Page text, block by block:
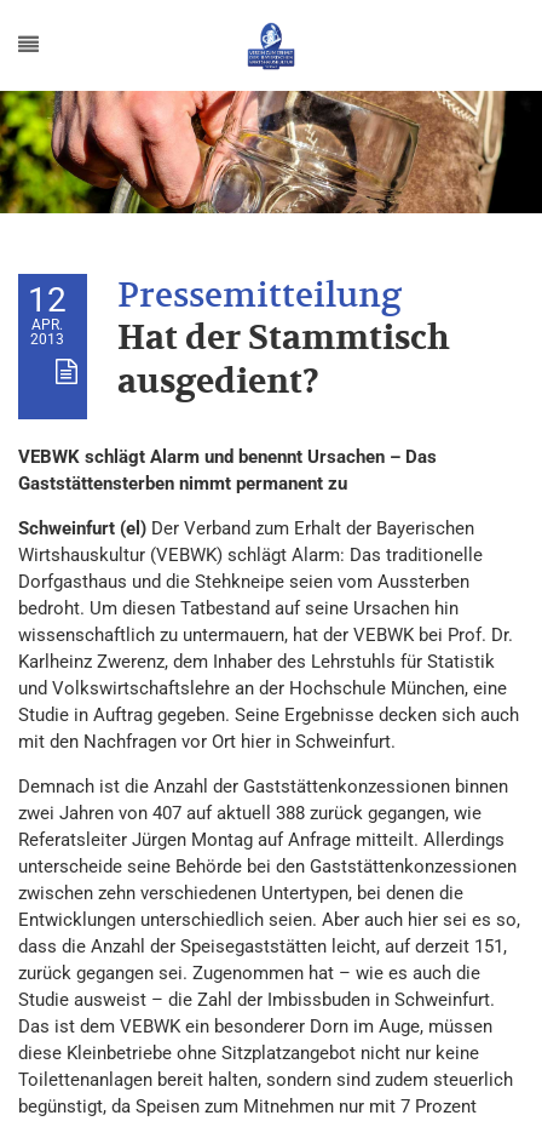
12
APR.
2013
Hat der Stammtisch
ausgedient?
VEBWK schlägt Alarm und benennt Ursachen – Das
Gaststättensterben nimmt permanent zu
Schweinfurt (el) Der Verband zum Erhalt der Bayerischen
Wirtshauskultur (VEBWK) schlägt Alarm: Das traditionelle
Dorfgasthaus und die Stehkneipe seien vom Aussterben
bedroht. Um diesen Tatbestand auf seine Ursachen hin
wissenschaftlich zu untermauern, hat der VEBWK bei Prof. Dr.
Karlheinz Zwerenz, dem Inhaber des Lehrstuhls für Statistik
und Volkswirtschaftslehre an der Hochschule München, eine
Studie in Auftrag gegeben. Seine Ergebnisse decken sich auch
mit den Nachfragen vor Ort hier in Schweinfurt.
Demnach ist die Anzahl der Gaststättenkonzessionen binnen
zwei Jahren von 407 auf aktuell 388 zurück gegangen, wie
Referatsleiter Jürgen Montag auf Anfrage mitteilt. Allerdings
unterscheide seine Behörde bei den Gaststättenkonzessionen
zwischen zehn verschiedenen Untertypen, bei denen die
Entwicklungen unterschiedlich seien. Aber auch hier sei es so,
dass die Anzahl der Speisegaststätten leicht, auf derzeit 151,
zurück gegangen sei. Zugenommen hat – wie es auch die
Studie ausweist – die Zahl der Imbissbuden in Schweinfurt.
Das ist dem VEBWK ein besonderer Dorn im Auge, müssen
diese Kleinbetriebe ohne Sitzplatzangebot nicht nur keine
Toilettenanlagen bereit halten, sondern sind zudem steuerlich
begünstigt, da Speisen zum Mitnehmen nur mit 7 Prozent